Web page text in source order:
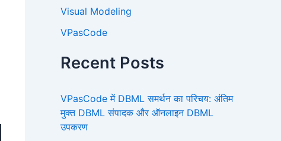
Visual Modeling
VPasCode
Recent Posts
VPasCode में DBML समर्थन का परिचय: अंतिम
मुक्त DBML संपादक और ऑनलाइन DBML
उपकरण